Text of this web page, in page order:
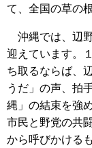
て、全国の草の
沖縄では、辺
迎えています。
ち取るならば、
うだ」の声、拍
縄」の結束を強
市民と野党の共
から呼びかける